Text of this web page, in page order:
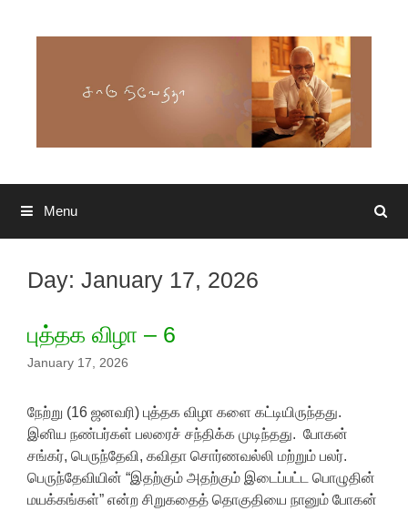
Search
Menu
Day: January 17, 2026
புத்தக விழா – 6
January 17, 2026
நேற்று (16 ஜனவரி) புத்தக விழா களை கட்டியிருந்தது.
இனிய நண்பர்கள் பலரைச் சந்திக்க முடிந்தது. போகன்
சங்கர், பெருந்தேவி, கவிதா சொர்ணவல்லி மற்றும் பலர்.
பெருந்தேவியின் “இதற்கும் அதற்கும் இடைப்பட்ட பொழுதின்
மயக்கங்கள்” என்ற சிறுகதைத் தொகுதியை நானும் போகன்